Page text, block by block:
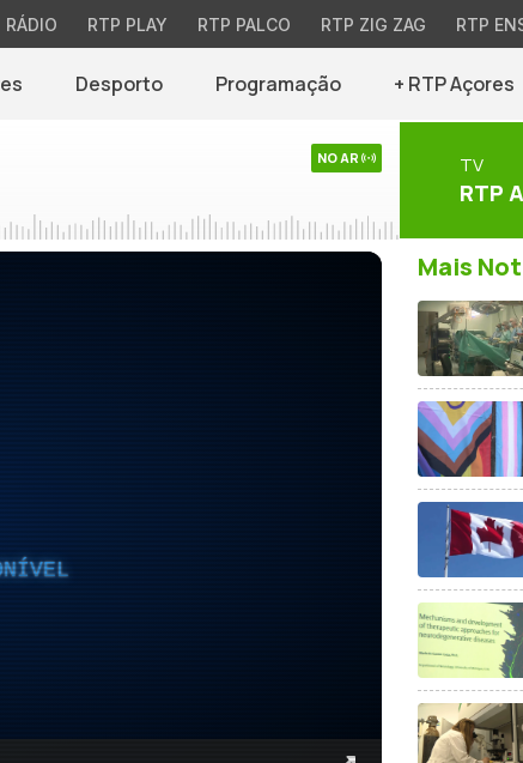
RÁDIO RTP PLAY RTP PALCO RTP ZIG ZAG RTP
Desporto Programação + RTP Açores
NO AR TV
RTP
Mais